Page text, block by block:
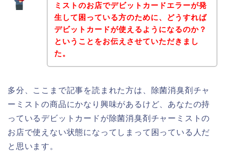
ミストのお店でデビットカードエラーが発
生して困っている方のために、どうすれば
デビットカードが使えるようになるのか？
ということをお伝えさせていただきまし
た。
多分、ここまで記事を読まれた方は、除菌消臭剤チャ
ーミストの商品にかなり興味があるけど、あなたの持
っているデビットカードが除菌消臭剤チャーミストの
お店で使えない状態になってしまって困っている人だ
と思います。